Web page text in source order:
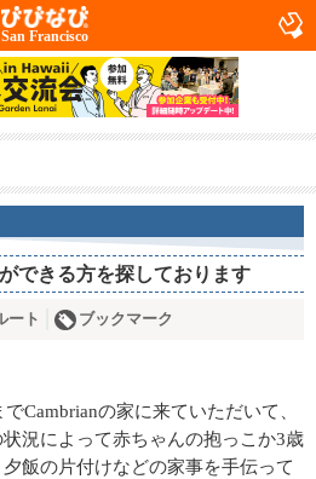
San Francisco
できる方を探しております
ート ブックマーク
Cambrianの家に来ていただいて、
況によって赤ちゃんの抱っこか3歳
飯の片付けなどの家事を手伝って